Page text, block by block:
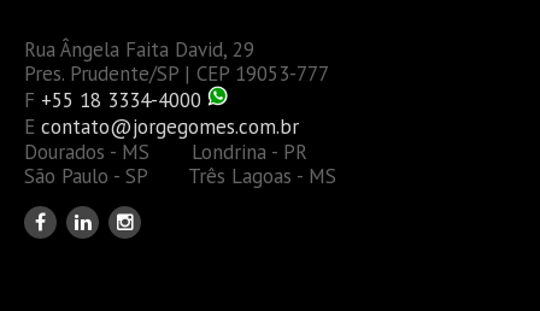
Rua Ângela Faita David, 29
Pres. Prudente/SP | CEP 19053-777
F +55 18 3334-4000
E contato@jorgegomes.com.br
Dourados - MS Londrina - PR
São Paulo - SP Três Lagoas - MS